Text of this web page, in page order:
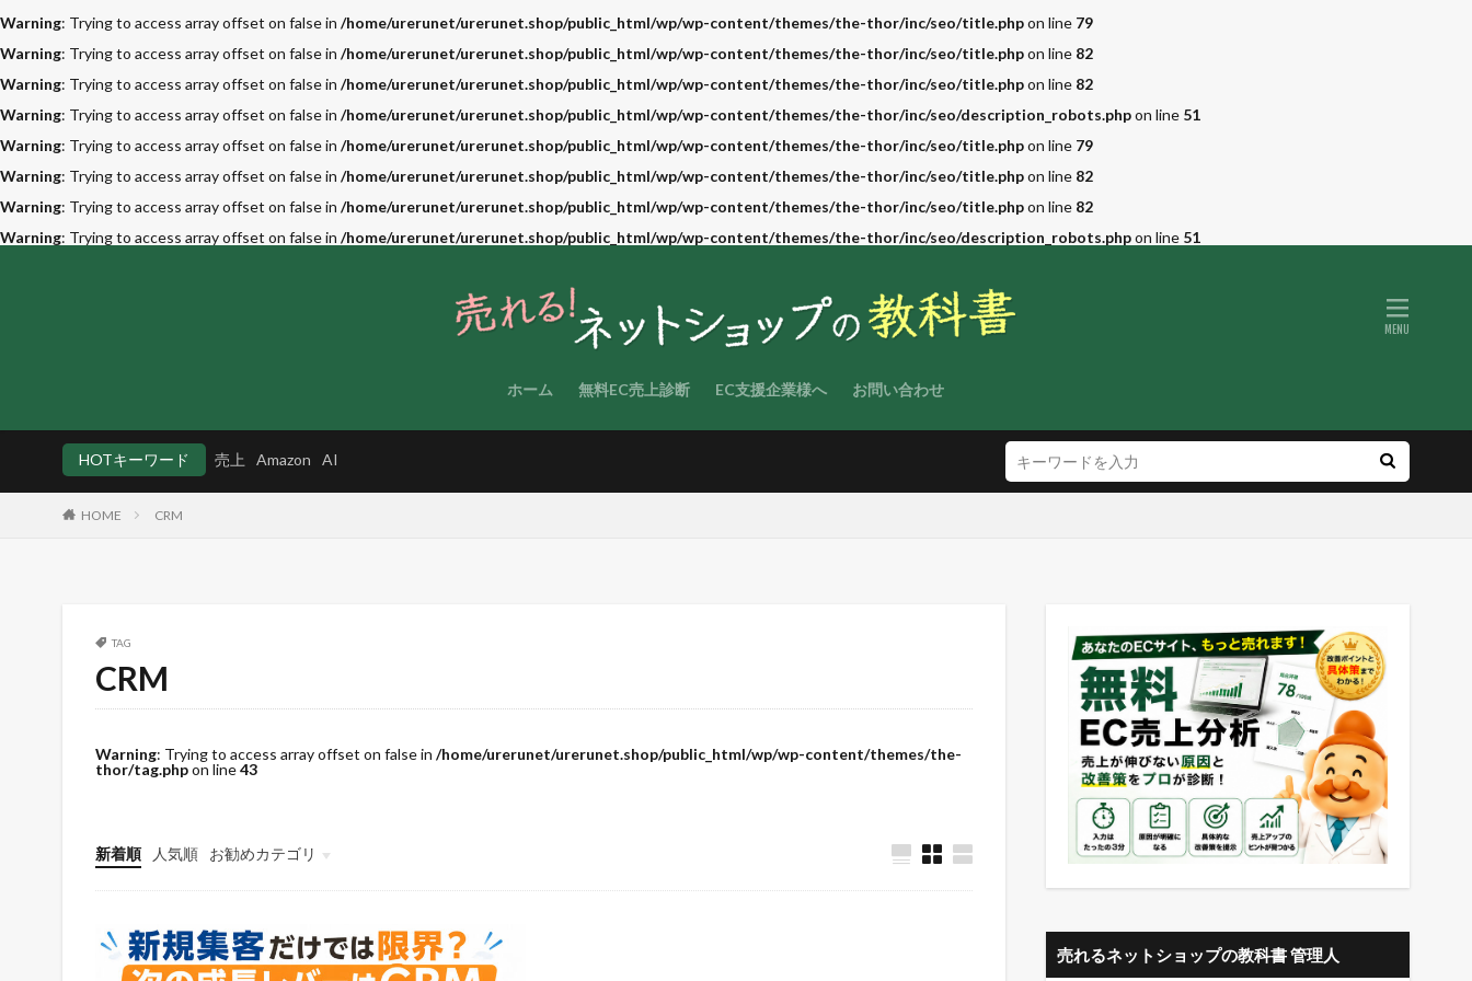
Warning: Trying to access array offset on false in /home/urerunet/urerunet.shop/public_html/wp/wp-content/themes/the-thor/inc/seo/title.phpon line 79
Warning: Trying to access array offset on false in /home/urerunet/urerunet.shop/public_html/wp/wp-content/themes/the-thor/inc/seo/title.phpon line 82
Warning: Trying to access array offset on false in /home/urerunet/urerunet.shop/public_html/wp/wp-content/themes/the-thor/inc/seo/title.phpon line 82
Warning: Trying to access array offset on false in /home/urerunet/urerunet.shop/public_html/wp/wp-content/themes/the-thor/inc/seo/description_robots.phpon line 51
Warning: Trying to access array offset on false in /home/urerunet/urerunet.shop/public_html/wp/wp-content/themes/the-thor/inc/seo/title.phpon line 79
Warning: Trying to access array offset on false in /home/urerunet/urerunet.shop/public_html/wp/wp-content/themes/the-thor/inc/seo/title.phpon line 82
Warning: Trying to access array offset on false in /home/urerunet/urerunet.shop/public_html/wp/wp-content/themes/the-thor/inc/seo/title.phpon line 82
Warning: Trying to access array offset on false in /home/urerunet/urerunet.shop/public_html/wp/wp-content/themes/the-thor/inc/seo/description_robots.phpon line 51
ホーム 無料EC売上診断 EC支援企業様へ お問い合わせ
HOTキーワード 売上 Amazon AI
HOME CRM
TAG
CRM
Warning: Trying to access array offset on false in /home/urerunet/urerunet.shop/public_html/wp/wp-content/themes/the-
thor/tag.phpon line43
新着順 人気順
お勧めカテゴリ
未分類
売れるネットショップの教科書 管理人